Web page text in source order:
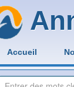
Accueil